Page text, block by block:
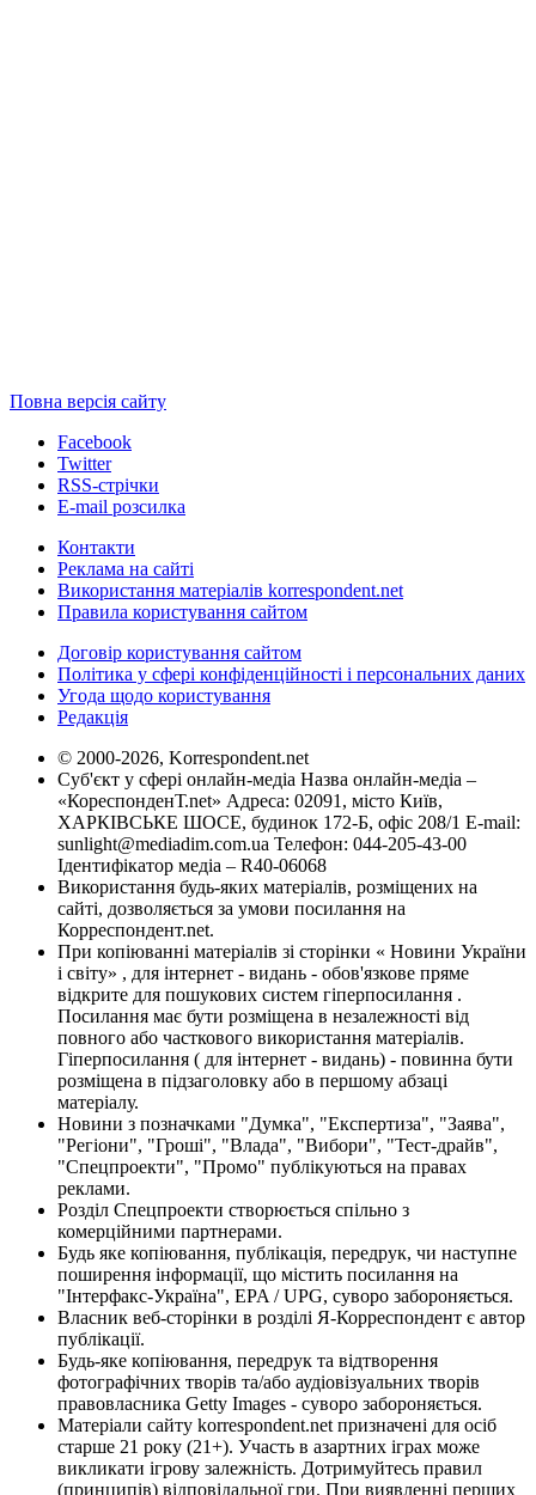
Повна версія сайту
Facebook
Twitter
RSS-стрічки
E-mail розсилка
Контакти
Реклама на сайті
Використання матеріалів korrespondent.net
Правила користування сайтом
Договір користування сайтом
Політика у сфері конфіденційності і персональних даних
Угода щодо користування
Редакція
© 2000-2026, Korrespondent.net
Суб'єкт у сфері онлайн-медіа Назва онлайн-медіа –
«КореспонденТ.net» Адреса: 02091, місто Київ,
ХАРКІВСЬКЕ ШОСЕ, будинок 172-Б, офіс 208/1 E-mail:
sunlight@mediadim.com.ua Телефон: 044-205-43-00
Ідентифікатор медіа – R40-06068
Використання будь-яких матеріалів, розміщених на
сайті, дозволяється за умови посилання на
Корреспондент.net.
При копіюванні матеріалів зі сторінки « Новини України
і світу» , для інтернет - видань - обов'язкове пряме
відкрите для пошукових систем гіперпосилання .
Посилання має бути розміщена в незалежності від
повного або часткового використання матеріалів.
Гіперпосилання ( для інтернет - видань) - повинна бути
розміщена в підзаголовку або в першому абзаці
матеріалу.
Новини з позначками "Думка", "Експертиза", "Заява",
"Регіони", "Гроші", "Влада", "Вибори", "Тест-драйв",
"Спецпроекти", "Промо" публікуються на правах
реклами.
Розділ Спецпроекти створюється спільно з
комерційними партнерами.
Будь яке копіювання, публікація, передрук, чи наступне
поширення інформації, що містить посилання на
"Інтерфакс-Україна", EPA / UPG, суворо забороняється.
Власник веб-сторінки в розділі Я-Корреспондент є автор
публікації.
Будь-яке копіювання, передрук та відтворення
фотографічних творів та/або аудіовізуальних творів
правовласника Getty Images - суворо забороняється.
Матеріали сайту korrespondent.net призначені для осіб
старше 21 року (21+). Участь в азартних іграх може
викликати ігрову залежність. Дотримуйтесь правил
(принципів) відповідальної гри. При виявленні перших